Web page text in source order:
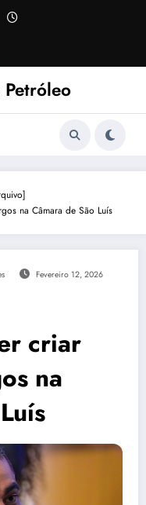
na Câmara de São Luís
Fevereiro 12, 2026
criar
na